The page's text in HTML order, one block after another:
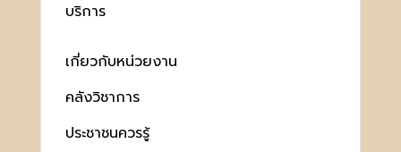
บริการ
เกี่ยวกับหน่วยงาน
คลังวิชาการ
ประชาชนควรรู้